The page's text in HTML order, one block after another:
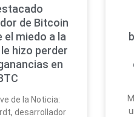
de Bitcoin
el miedo a la
hizo perder
en
de la Noticia:
desarrollador